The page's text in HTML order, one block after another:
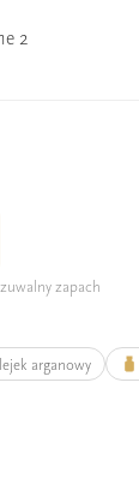
2
zapach
arganowy